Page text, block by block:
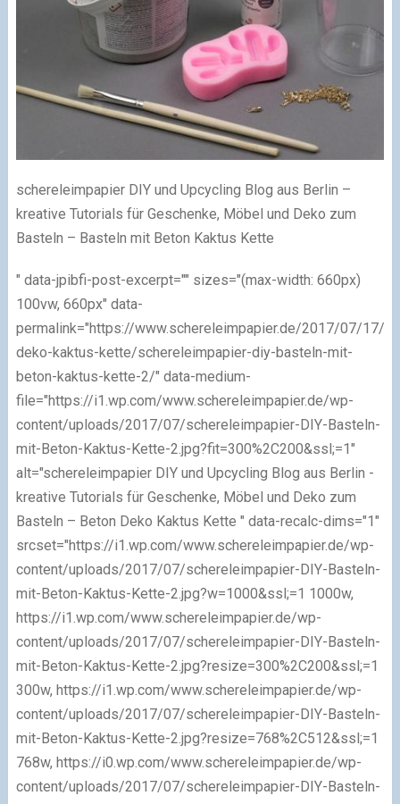
schereleimpapier DIY und Upcycling Blog aus Berlin –
kreative Tutorials für Geschenke, Möbel und Deko zum
Basteln – Basteln mit Beton Kaktus Kette
" data-jpibfi-post-excerpt="" sizes="(max-width: 660px)
100vw, 660px" data-
permalink="https://www.schereleimpapier.de/2017/07/17/
deko-kaktus-kette/schereleimpapier-diy-basteln-mit-
beton-kaktus-kette-2/" data-medium-
file="https://i1.wp.com/www.schereleimpapier.de/wp-
content/uploads/2017/07/schereleimpapier-DIY-Basteln-
mit-Beton-Kaktus-Kette-2.jpg?fit=300%2C200&ssl;=1"
alt="schereleimpapier DIY und Upcycling Blog aus Berlin -
kreative Tutorials für Geschenke, Möbel und Deko zum
Basteln – Beton Deko Kaktus Kette " data-recalc-dims="1"
srcset="https://i1.wp.com/www.schereleimpapier.de/wp-
content/uploads/2017/07/schereleimpapier-DIY-Basteln-
mit-Beton-Kaktus-Kette-2.jpg?w=1000&ssl;=1 1000w,
https://i1.wp.com/www.schereleimpapier.de/wp-
content/uploads/2017/07/schereleimpapier-DIY-Basteln-
mit-Beton-Kaktus-Kette-2.jpg?resize=300%2C200&ssl;=1
300w, https://i1.wp.com/www.schereleimpapier.de/wp-
content/uploads/2017/07/schereleimpapier-DIY-Basteln-
mit-Beton-Kaktus-Kette-2.jpg?resize=768%2C512&ssl;=1
768w, https://i0.wp.com/www.schereleimpapier.de/wp-
content/uploads/2017/07/schereleimpapier-DIY-Basteln-